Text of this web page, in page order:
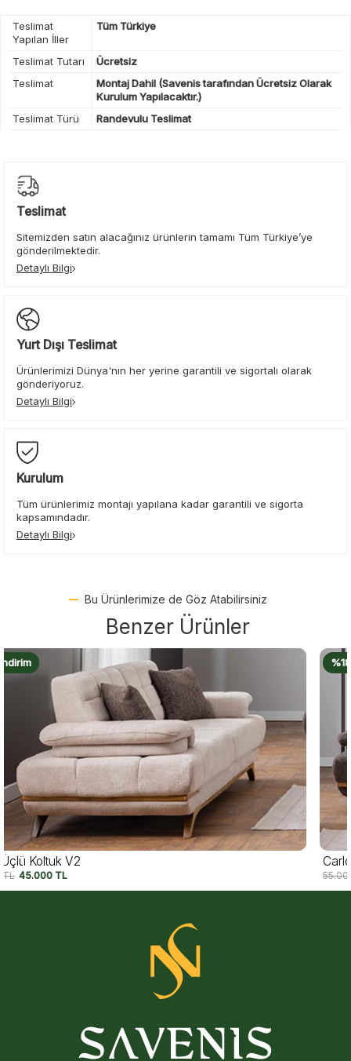
Teslimat
Yapılan İller
Tüm Türkiye
Teslimat Tutarı
Ücretsiz
Teslimat
Montaj Dahil (Savenis tarafından Ücretsiz Olarak
Kurulum Yapılacaktır.)
Teslimat Türü
Randevulu Teslimat
Teslimat
Sitemizden satın alacağınız ürünlerin tamamı Tüm Türkiye’ye
gönderilmektedir.
Detaylı Bilgi
Yurt Dışı Teslimat
Ürünlerimizi Dünya'nın her yerine garantili ve sigortalı olarak
gönderiyoruz.
Detaylı Bilgi
Kurulum
Tüm ürünlerimiz montajı yapılana kadar garantili ve sigorta
kapsamındadır.
Detaylı Bilgi
Bu Ürünlerimize de Göz Atabilirsiniz
Benzer Ürünler
%18 İndirim
Carlo Üçlü Koltuk V1
55.000TL 45.000